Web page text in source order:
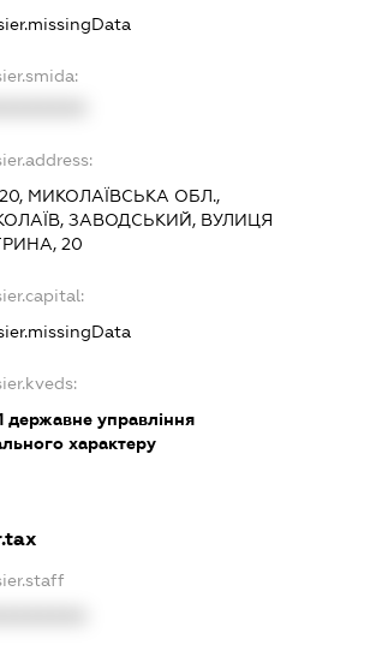
МИКОЛАЇВСЬКА ОБЛ.,
ЗАВОДСЬКИЙ, ВУЛИЦЯ
20
державне управління
характеру